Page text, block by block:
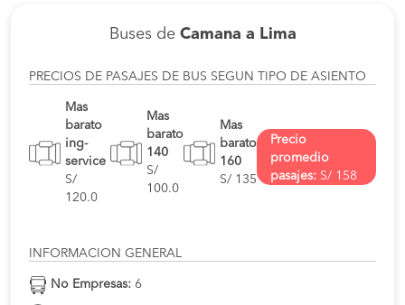
Buses de Camana a Lima
PRECIOS DE PASAJES DE BUS SEGUN TIPO DE ASIENTO
Mas
barato
ing-
service
S/
120.0
Mas
barato
140
S/
100.0
Mas
barato
160
S/ 135
Precio
promedio
pasajes:S/ 158
INFORMACION GENERAL
No Empresas: 6